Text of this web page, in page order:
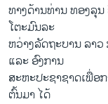
ທາງດ້ານທ່ານ ທອງລຸ
ໂຕະມົນລະ
ຫວ່າງລັດຖະບານ ລາ
ແລະ ອົງການ
ສະຫະປະຊາຊາດເພື່ອ
ຕົ້ນມາ ໄດ້